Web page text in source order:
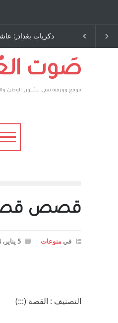
دكريات بغداد ٍ:
:وليد رباح –
الولايات المتحدة
طاحنة كتب
يوسف يقهر
، فأعطوه
وهم صاغرون،صَوت
موقع وورقية تعنى بشئون الوطن
قصص
في منوعات 5 يناير، 2014
التصنيف : القصة (:::)